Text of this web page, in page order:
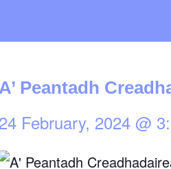
A’ Peantadh
24 February, 2024 @